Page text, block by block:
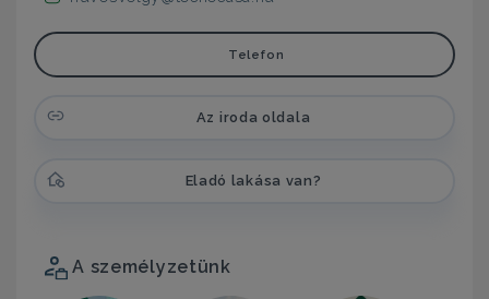
Telefon
Az iroda oldala
Eladó lakása van?
A személyzetünk